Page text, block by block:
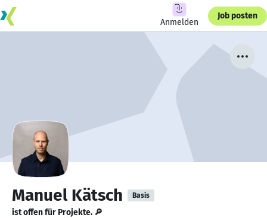
Anmelden
Job posten
Manuel Kätsch Basis
ist offen für Projekte. 🔎